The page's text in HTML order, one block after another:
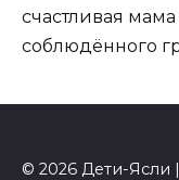
счастливая
соблюдённого
© 2026 Дети-Ясли